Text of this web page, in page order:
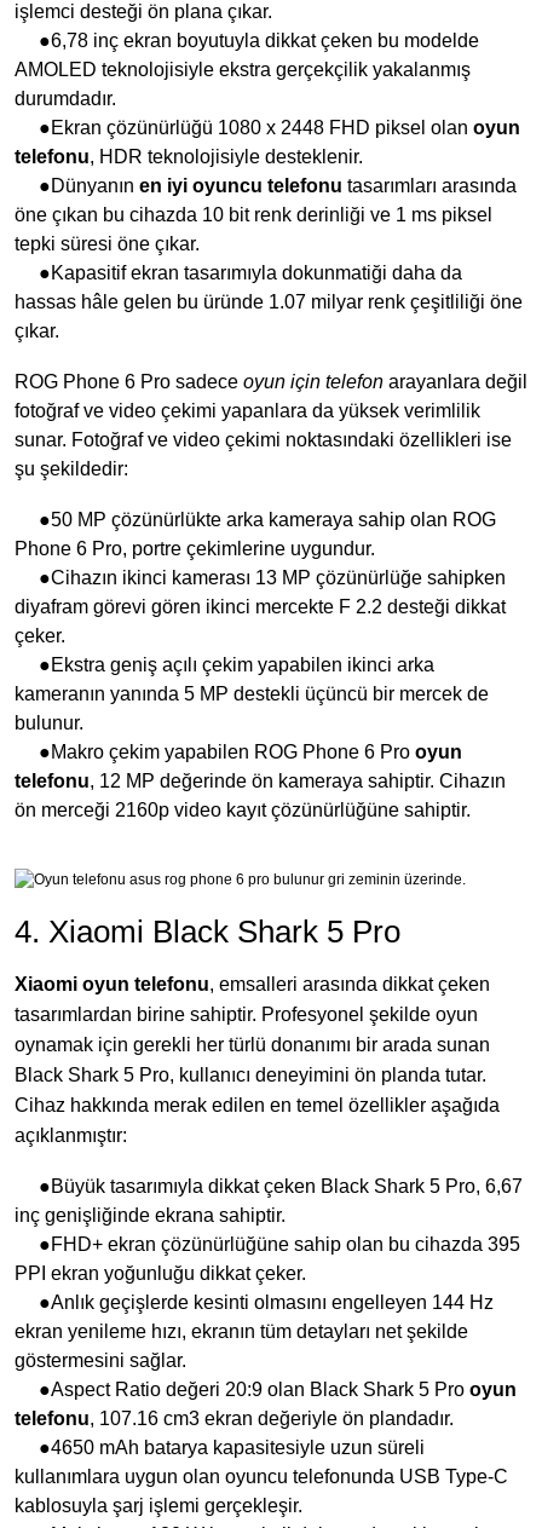
işlemci desteği ön plana çıkar.
●6,78 inç ekran boyutuyla dikkat çeken bu modelde
AMOLED teknolojisiyle ekstra gerçekçilik yakalanmış
durumdadır.
●Ekran çözünürlüğü 1080 x 2448 FHD piksel olan oyun
telefonu, HDR teknolojisiyle desteklenir.
●Dünyanın en iyi oyuncu telefonu tasarımları arasında
öne çıkan bu cihazda 10 bit renk derinliği ve 1 ms piksel
tepki süresi öne çıkar.
●Kapasitif ekran tasarımıyla dokunmatiği daha da
hassas hâle gelen bu üründe 1.07 milyar renk çeşitliliği öne
çıkar.
ROG Phone 6 Pro sadece oyun için telefon arayanlara değil
fotoğraf ve video çekimi yapanlara da yüksek verimlilik
sunar. Fotoğraf ve video çekimi noktasındaki özellikleri ise
şu şekildedir:
●50 MP çözünürlükte arka kameraya sahip olan ROG
Phone 6 Pro, portre çekimlerine uygundur.
●Cihazın ikinci kamerası 13 MP çözünürlüğe sahipken
diyafram görevi gören ikinci mercekte F 2.2 desteği dikkat
çeker.
●Ekstra geniş açılı çekim yapabilen ikinci arka
kameranın yanında 5 MP destekli üçüncü bir mercek de
bulunur.
●Makro çekim yapabilen ROG Phone 6 Pro oyun
telefonu, 12 MP değerinde ön kameraya sahiptir. Cihazın
ön merceği 2160p video kayıt çözünürlüğüne sahiptir.
4. Xiaomi Black Shark 5 Pro
Xiaomi oyun telefonu, emsalleri arasında dikkat çeken
tasarımlardan birine sahiptir. Profesyonel şekilde oyun
oynamak için gerekli her türlü donanımı bir arada sunan
Black Shark 5 Pro, kullanıcı deneyimini ön planda tutar.
Cihaz hakkında merak edilen en temel özellikler aşağıda
açıklanmıştır:
●Büyük tasarımıyla dikkat çeken Black Shark 5 Pro, 6,67
inç genişliğinde ekrana sahiptir.
●FHD+ ekran çözünürlüğüne sahip olan bu cihazda 395
PPI ekran yoğunluğu dikkat çeker.
●Anlık geçişlerde kesinti olmasını engelleyen 144 Hz
ekran yenileme hızı, ekranın tüm detayları net şekilde
göstermesini sağlar.
●Aspect Ratio değeri 20:9 olan Black Shark 5 Pro oyun
telefonu, 107.16 cm3 ekran değeriyle ön plandadır.
●4650 mAh batarya kapasitesiyle uzun süreli
kullanımlara uygun olan oyuncu telefonunda USB Type-C
kablosuyla şarj işlemi gerçekleşir.